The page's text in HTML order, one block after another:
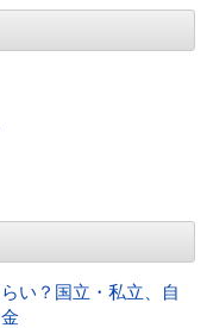
い？国立・私立、自